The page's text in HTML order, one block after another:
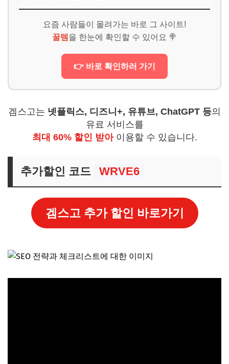
요즘 사람들이 몰려가는 바로 그 사이트!
꿀템 을 한눈에 확인할 수 있어요 🍭
👉 바로 확인하러 가기
겜스고는 넷플릭스, 디즈니+, 유튜브, ChatGPT 등의
유료 서비스를
최대 60% 할인 받아이용할 수 있습니다.
추가할인 코드 WRVE6
겜스고 추가 할인 바로가기